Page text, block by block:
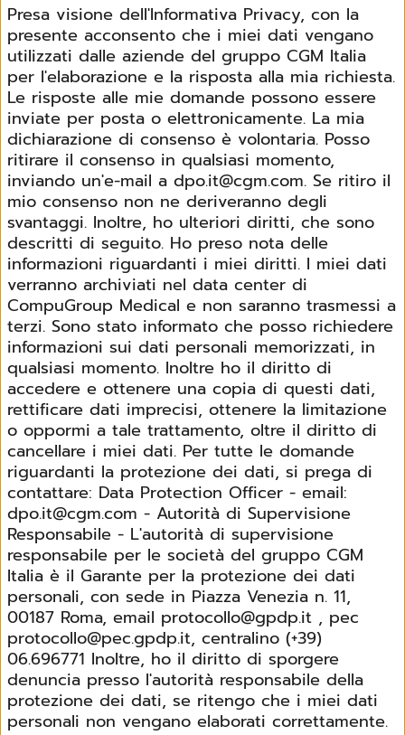
Presa visione dell'Informativa Privacy, con la
presente acconsento che i miei dati vengano
utilizzati dalle aziende del gruppo CGM Italia
per l'elaborazione e la risposta alla mia richiesta.
Le risposte alle mie domande possono essere
inviate per posta o elettronicamente. La mia
dichiarazione di consenso è volontaria. Posso
ritirare il consenso in qualsiasi momento,
inviando un'e-mail a dpo.it@cgm.com. Se ritiro il
mio consenso non ne deriveranno degli
svantaggi. Inoltre, ho ulteriori diritti, che sono
descritti di seguito. Ho preso nota delle
informazioni riguardanti i miei diritti. I miei dati
verranno archiviati nel data center di
CompuGroup Medical e non saranno trasmessi a
terzi. Sono stato informato che posso richiedere
informazioni sui dati personali memorizzati, in
qualsiasi momento. Inoltre ho il diritto di
accedere e ottenere una copia di questi dati,
rettificare dati imprecisi, ottenere la limitazione
o oppormi a tale trattamento, oltre il diritto di
cancellare i miei dati. Per tutte le domande
riguardanti la protezione dei dati, si prega di
contattare: Data Protection Officer - email:
dpo.it@cgm.com - Autorità di Supervisione
Responsabile - L'autorità di supervisione
responsabile per le società del gruppo CGM
Italia è il Garante per la protezione dei dati
personali, con sede in Piazza Venezia n. 11,
00187 Roma, email protocollo@gpdp.it , pec
protocollo@pec.gpdp.it, centralino (+39)
06.696771 Inoltre, ho il diritto di sporgere
denuncia presso l'autorità responsabile della
protezione dei dati, se ritengo che i miei dati
personali non vengano elaborati correttamente.